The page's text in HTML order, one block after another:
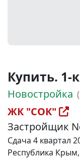
Купить. 1-
Новостройка (
ЖК "СОК"
Застройщик
Сдача 4 квартал
Республика